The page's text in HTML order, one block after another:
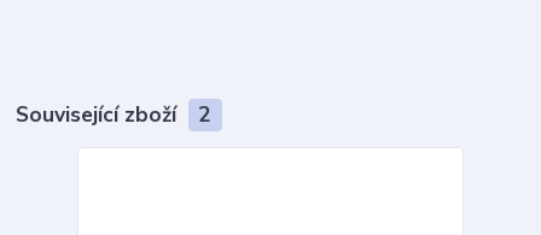
Související zboží 2